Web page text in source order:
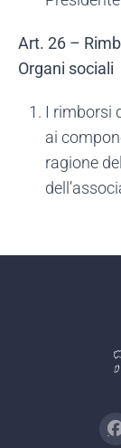
Art. 26 –
Organi sociali
I rimborsi
ai
ragione